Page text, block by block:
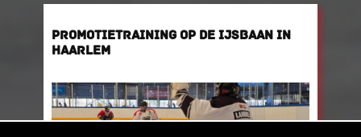
PROMOTIETRAINING OP DE IJSBAAN IN
HAARLEM